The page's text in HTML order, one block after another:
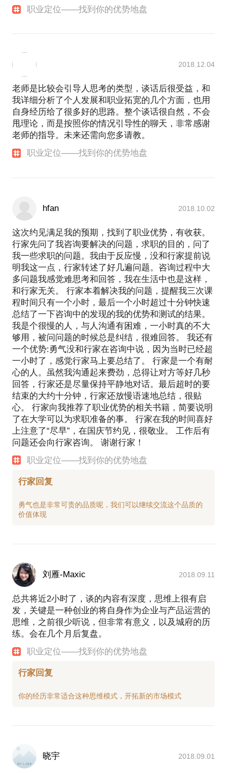
职业定位——找到你的优势地盘
2018.12.04
老师是比较会引导人思考的类型，谈话后很受益，和
我详细分析了个人发展和职业拓宽的几个方面，也用
自身经历给了很多好的思路。整个谈话很自然，不会
甩理论，而是按照你的情况引导性的聊天，非常感谢
老师的指导。未来还需向您多请教。
职业定位——找到你的优势地盘
hfan 2018.10.02
这次约见满足我的预期，找到了职业优势，有收获。
行家先问了我咨询要解决的问题，求职的目的，问了
我一些求职的问题。我由于反应慢，没和行家提前说
明我这一点，行家转述了好几遍问题。咨询过程中大
多问题我感觉难思考和回答，我在生活中也是这样，
和行家无关。 行家本着解决我的问题，提醒我三次课
程时间只有一个小时，最后一个小时超过十分钟快速
总结了一下咨询中的发现的我的优势和测试的结果。
我是个很慢的人，与人沟通有困难，一小时真的不大
够用，被问问题的时候总是纠结，很难回答。 我还有
一个优势:勇气没和行家在咨询中说，因为当时已经超
一小时了，感觉行家马上要总结了。 行家是一个有耐
心的人。虽然我沟通起来费劲，总得让对方等好几秒
回答，行家还是尽量保持平静地对话。最后超时的要
结束的大约十分钟，行家还放慢语速地总结，很贴
心。 行家向我推荐了职业优势的相关书籍，简要说明
了在大学可以为求职准备的事。 行家在我的时间喜好
上注意了“尽早”，在国庆节约见，很敬业。 工作后有
问题还会向行家咨询。 谢谢行家！
职业定位——找到你的优势地盘
行家回复
勇气也是非常可贵的品质呢，我们可以继续交流这个品质的
刘雁-Maxic 2018.09.11
总共将近2小时了，谈的内容有深度，思维上很有启
发，关键是一种创业的将自身作为企业与产品运营的
思维，之前很少听说，但非常有意义，以及城府的历
练。会在几个月后复盘。
职业定位——找到你的优势地盘
行家回复
晓宇 2018.09.01